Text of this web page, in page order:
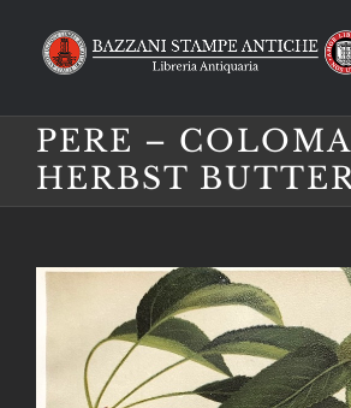
PERE –
HERBST